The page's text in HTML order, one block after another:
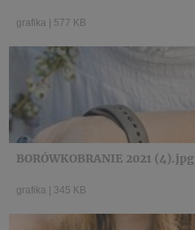
grafika 577 KB
BORÓWKOBRANIE 2021 (4).jpg
grafika 345 KB